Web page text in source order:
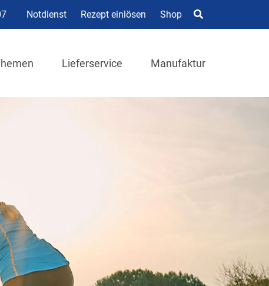
Notdienst Rezept einlösen Shop
Lieferservice Manufaktur